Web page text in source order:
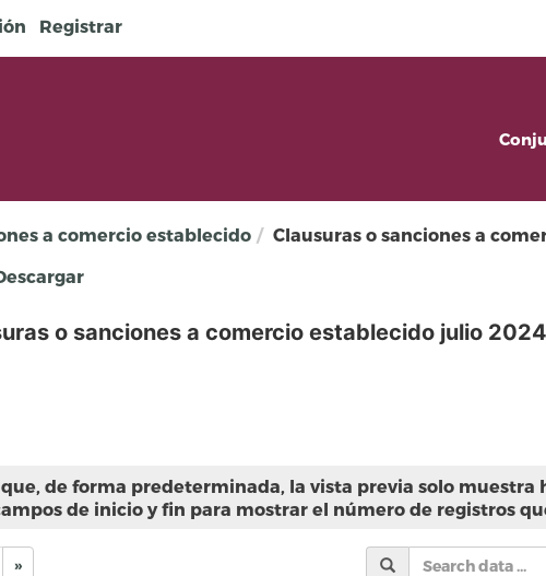
Registrar
a comercio establecido Clausuras o sanciones a
o sanciones a comercio establecido julio 2024
de forma predeterminada, la vista previa solo muestra
de inicio y fin para mostrar el número de registros
»